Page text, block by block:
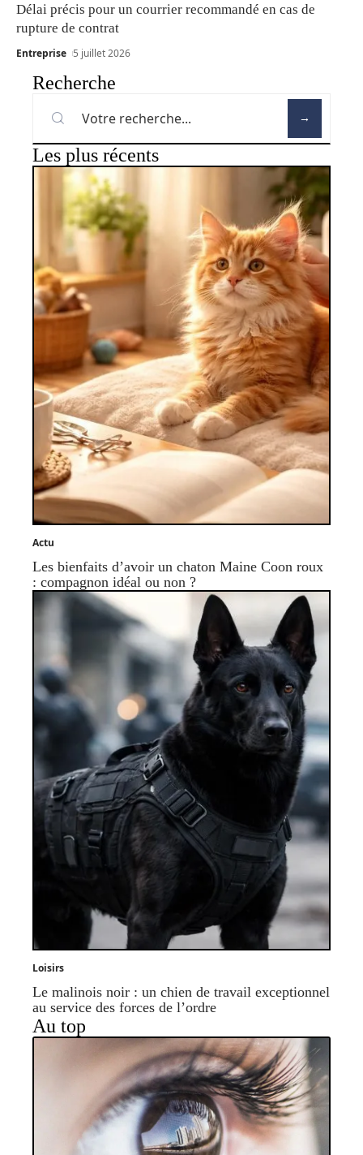
Délai précis pour un courrier recommandé en cas de
rupture de contrat
Entreprise 5 juillet 2026
Recherche
Les plus récents
Actu
Les bienfaits d’avoir un chaton Maine Coon roux
: compagnon idéal ou non ?
Loisirs
Le malinois noir : un chien de travail exceptionnel
au service des forces de l’ordre
Au top